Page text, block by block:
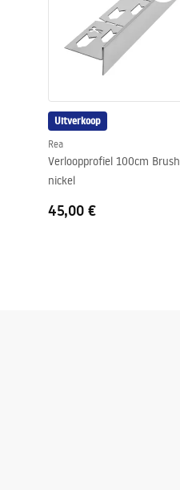
Hoogte
Breedte
Op maat te zagen
Uitverkoop
Rea
Verloopprofiel 100cm Brush
nickel
45,00 €